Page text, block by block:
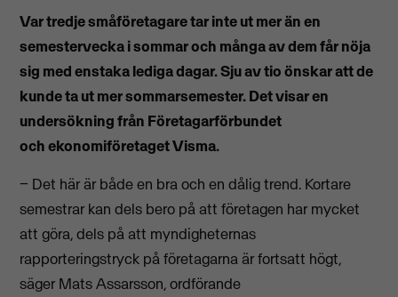
Var tredje småföretagare tar inte ut mer än en
semestervecka i sommar och många av dem får nöja
sig med enstaka lediga dagar. Sju av tio önskar att de
kunde ta ut mer sommarsemester. Det visar en
undersökning från Företagarförbundet
och ekonomiföretaget Visma.
− Det här är både en bra och en dålig trend. Kortare
semestrar kan dels bero på att företagen har mycket
att göra, dels på att myndigheternas
rapporteringstryck på företagarna är fortsatt högt,
säger Mats Assarsson, ordförande